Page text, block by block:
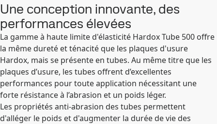
Une conception innovante, des
performances élevées
La gamme à haute limite d'élasticité Hardox Tube 500 offre
la même dureté et ténacité que les plaques d'usure
Hardox, mais se présente en tubes. Au même titre que les
plaques d’usure, les tubes offrent d’excellentes
performances pour toute application nécessitant une
forte résistance à l’abrasion et un poids léger.
Les propriétés anti-abrasion des tubes permettent
d'alléger le poids et d'augmenter la durée de vie des